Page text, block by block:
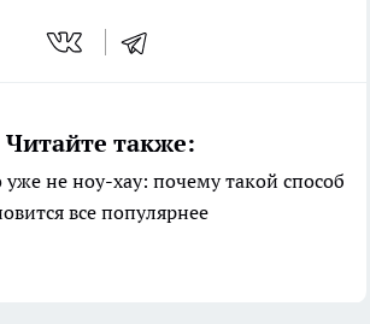
Читайте также:
не ноу-хау: почему такой способ
все популярнее